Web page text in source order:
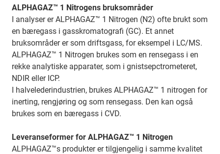
ALPHAGAZ™ 1 Nitrogens bruksområder
I analyser er ALPHAGAZ™ 1 Nitrogen (N2) ofte brukt som
en bæregass i gasskromatografi (GC). Et annet
bruksområder er som driftsgass, for eksempel i LC/MS.
ALPHAGAZ™ 1 Nitrogen brukes som en rensegass i en
rekke analytiske apparater, som i gnistsepctrometeret,
NDIR eller ICP.
I halvelederindustrien, brukes ALPHAGAZ™ 1 nitrogen for
inerting, rengjøring og som rensegass. Den kan også
brukes som en bæregass i CVD.
Leveranseformer for ALPHAGAZ™ 1 Nitrogen
ALPHAGAZ™s produkter er tilgjengelig i samme kvalitet